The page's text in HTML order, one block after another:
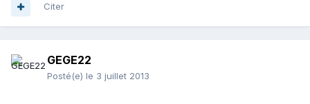
Citer
GEGE22
Posté(e) le 3 juillet 2013